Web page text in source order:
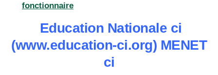
fonctionnaire
Education Nationale ci
(www.education-ci.org) MENET
ci